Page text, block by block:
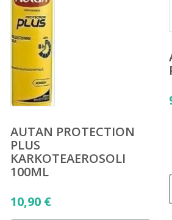
AUTAN PROTECTION
PLUS
KARKOTEAEROSOLI
100ML
10,90 €